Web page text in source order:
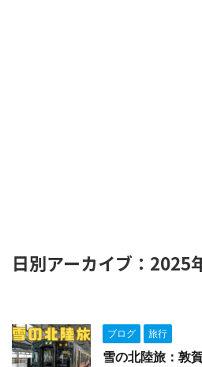
日別アーカイブ：2025
ブログ 旅行
雪の北陸旅：敦